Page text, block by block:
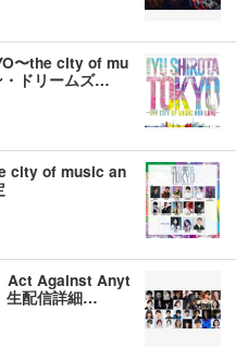
〜the city of mu
ドリームズ…
city of music an
Act Against Anyt
生配信詳細…